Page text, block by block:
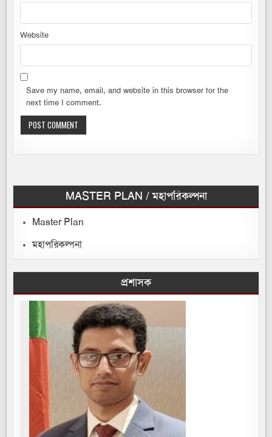
Website
Save my name, email, and website in this browser for the
next time I comment.
MASTER PLAN / মহাপরিকল্পনা
Master Plan
মহাপরিকল্পনা
প্রশাসক